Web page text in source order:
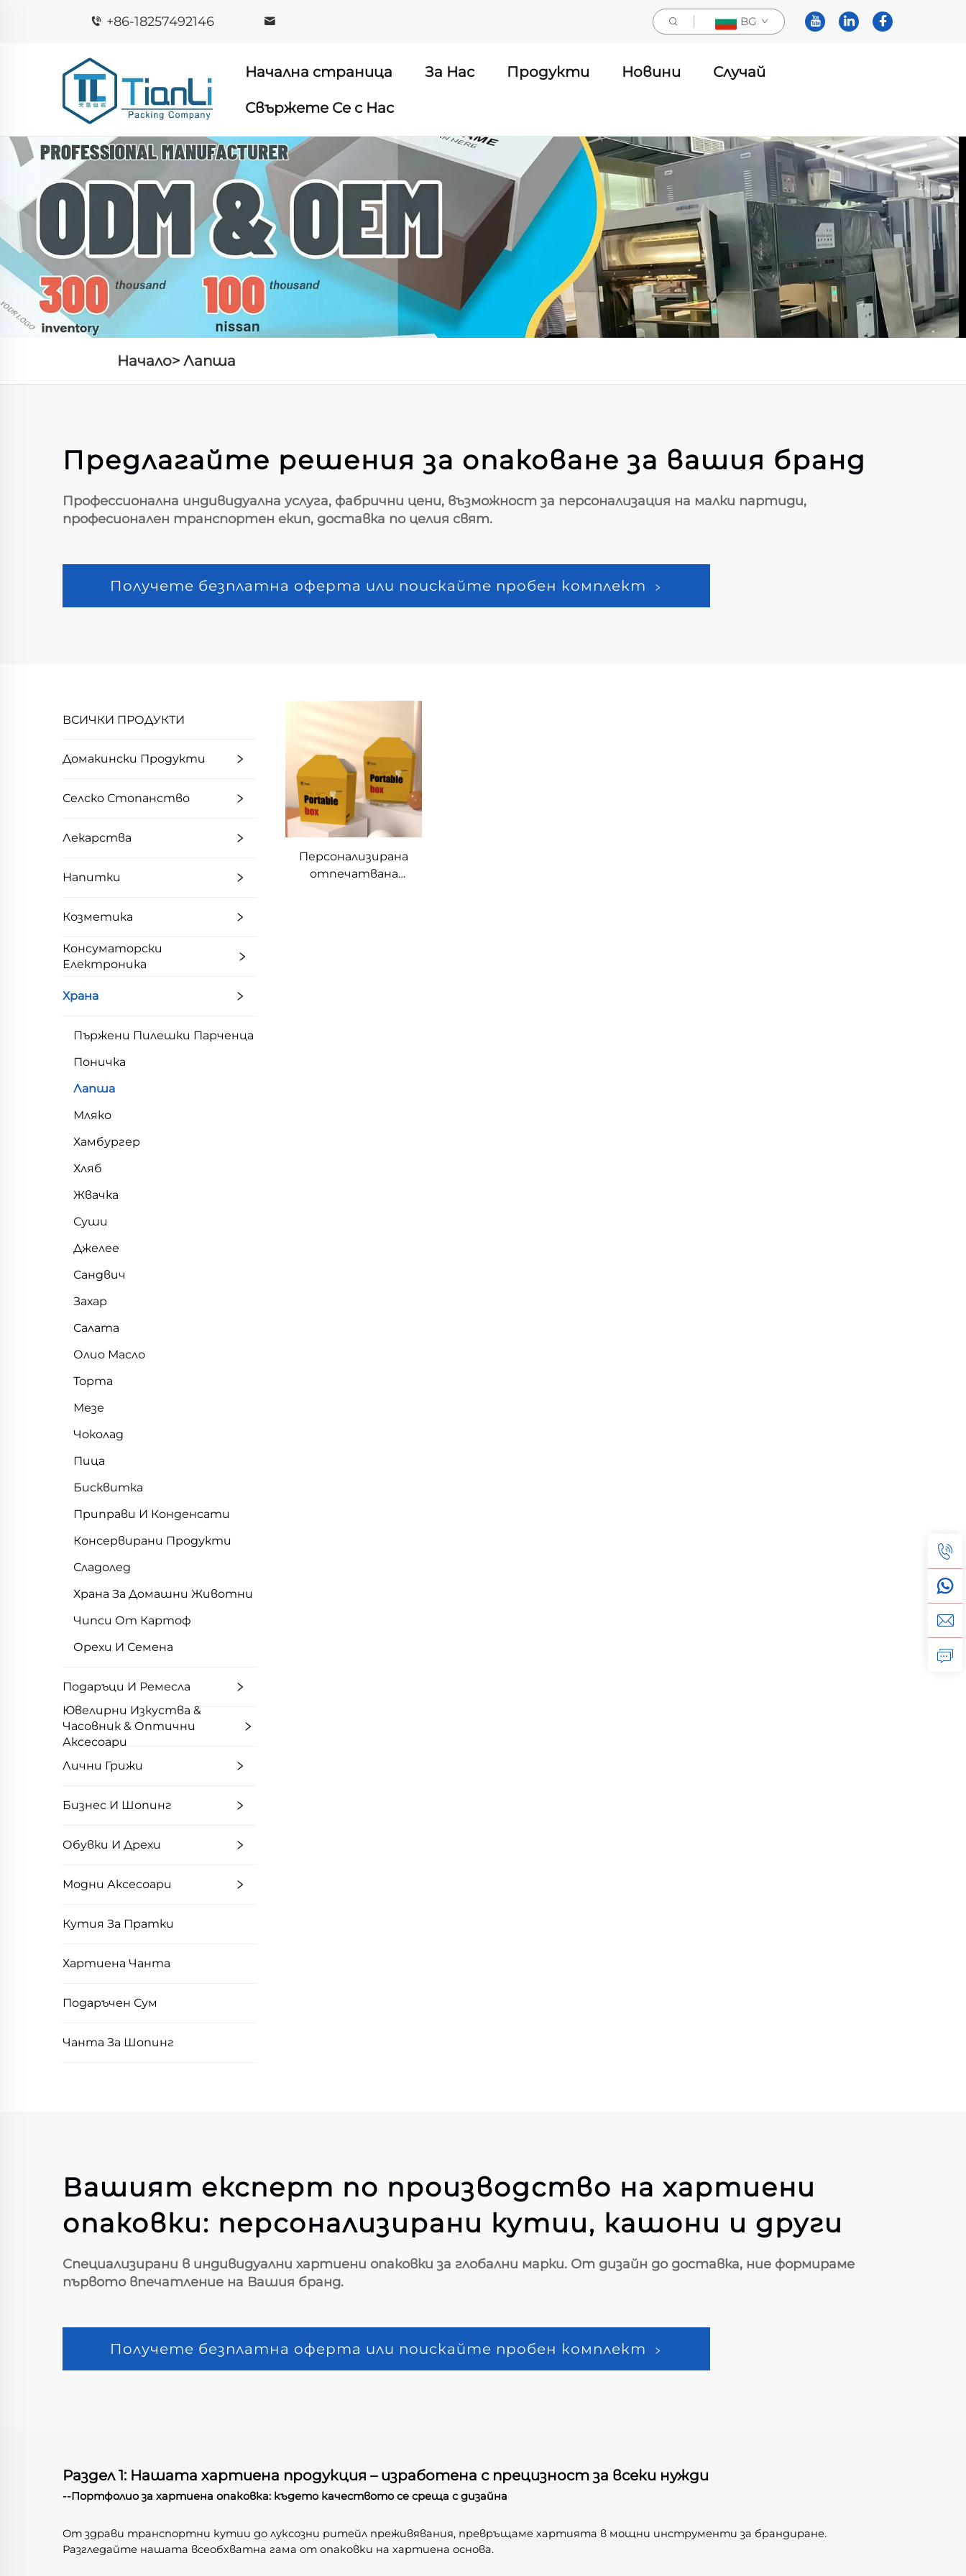
+86-18257492146 BG
Начална страница За Нас Продукти Новини Случай
Свържете Се с Нас
Начало> Лапша
Предлагайте решения за опаковане за вашия бранд
Профессионална индивидуална услуга, фабрични цени, възможност за персонализация на малки партиди,
професионален транспортен екип, доставка по целия свят.
Получете безплатна оферта или поискайте пробен комплект
ВСИЧКИ ПРОДУКТИ
Домакински Продукти
Селско Стопанство
Лекарства
Напитки
Козметика
Консуматорски
Електроника
Храна
Пържени Пилешки Парченца
Поничка
Лапша
Мляко
Хамбургер
Хляб
Жвачка
Суши
Джелее
Сандвич
Захар
Салата
Олио Масло
Торта
Мезе
Чоколад
Пица
Бисквитка
Приправи И Конденсати
Консервирани Продукти
Сладолед
Храна За Домашни Животни
Чипси От Картоф
Орехи И Семена
Подаръци И Ремесла
Ювелирни Изкуства &
Часовник & Оптични
Аксесоари
Лични Грижи
Бизнес И Шопинг
Обувки И Дрехи
Модни Аксесоари
Кутия За Пратки
Хартиена Чанта
Подаръчен Сум
Чанта За Шопинг
Персонализирана
отпечатвана
Вашият експерт по производство на хартиени
опаковки: персонализирани кутии, кашони и други
Специализирани в индивидуални хартиени опаковки за глобални марки. От дизайн до доставка, ние формираме
първото впечатление на Вашия бранд.
Получете безплатна оферта или поискайте пробен комплект
Раздел 1: Нашата хартиена продукция – изработена с прецизност за всеки нужди
--Портфолио за хартиена опаковка: където качеството се среща с дизайна
От здрави транспортни кутии до луксозни ритейл преживявания, превръщаме хартията в мощни инструменти за брандиране.
Разгледайте нашата всеобхватна гама от опаковки на хартиена основа.